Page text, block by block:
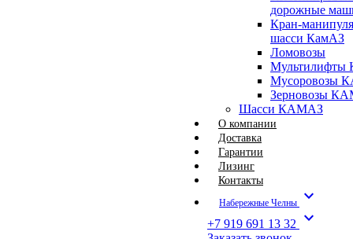
дорожные
Кран-
шасси КамАЗ
Ломовозы
Мультилифты
Мусоровозы
Зерновозы
Шасси КАМАЗ
О компании
Доставка
Гарантии
Лизинг
Контакты
Набережные Челны expand_more
+7 919 691 13 32 expand_more